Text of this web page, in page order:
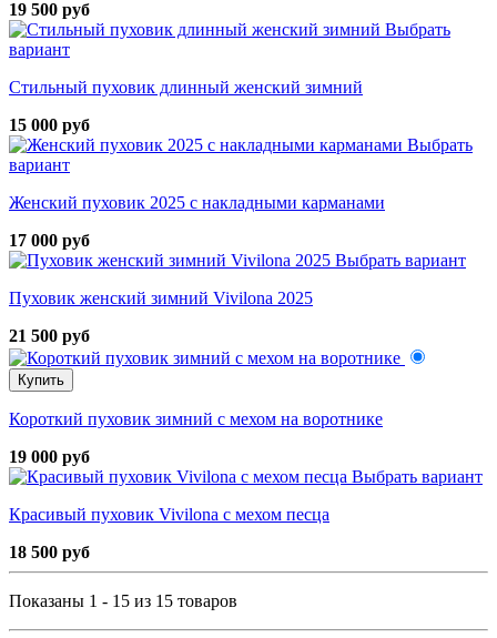
19 500 руб
Выбрать
вариант
Стильный пуховик длинный женский зимний
15 000 руб
Выбрать
вариант
Женский пуховик 2025 с накладными карманами
17 000 руб
Выбрать вариант
Пуховик женский зимний Vivilona 2025
21 500 руб
Купить
Короткий пуховик зимний с мехом на воротнике
19 000 руб
Выбрать вариант
Красивый пуховик Vivilona с мехом песца
18 500 руб
Показаны 1 - 15 из 15 товаров